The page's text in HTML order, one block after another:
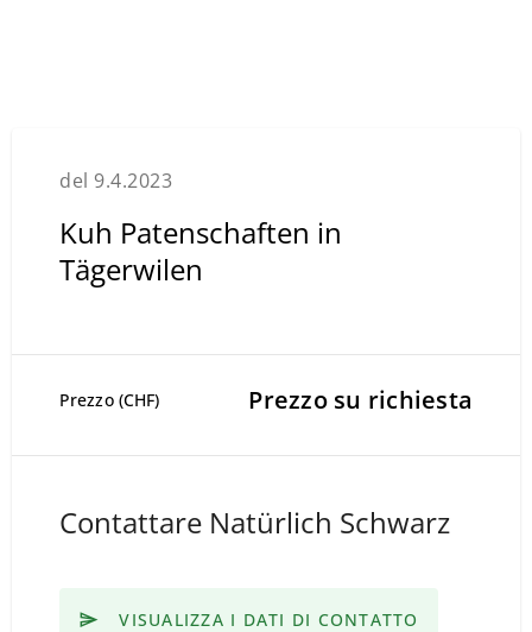
del 9.4.2023
Kuh Patenschaften in
Tägerwilen
Prezzo (CHF) Prezzo su richiesta
Contattare Natürlich Schwarz
VISUALIZZA I DATI DI CONTATTO